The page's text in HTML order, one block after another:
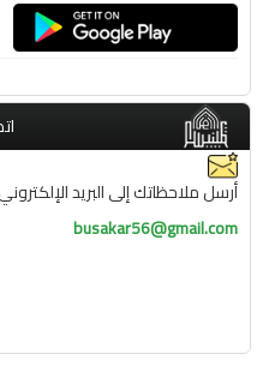
أرسل ملاحظاتك إلى البريد
busakar56@gmail.com